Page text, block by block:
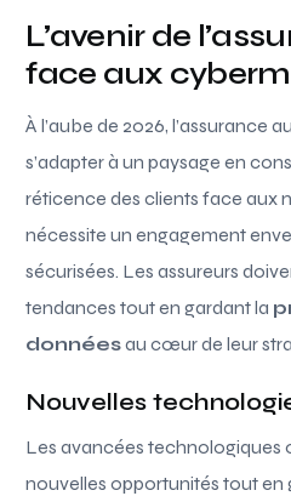
L’avenir de
face aux
À l’aube de 2026, l’assurance
s’adapter à un paysage en
réticence des clients face aux
nécessite un engagement
sécurisées. Les assureurs
tendances tout en gardant la
donnéesau cœur de leur
Nouvelles
Les avancées technologiques
nouvelles opportunités tout en